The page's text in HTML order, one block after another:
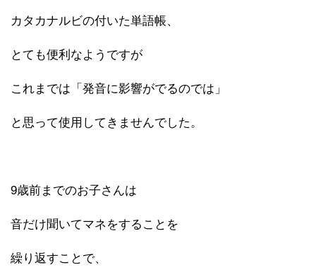
カタカナルビの付いた単語帳、
とても便利なようですが
これまでは「発音に影響がでるのでは」
と思って使用してきませんでした。
9歳前までのお子さんは
音だけ聞いてマネをすることを
繰り返すことで、